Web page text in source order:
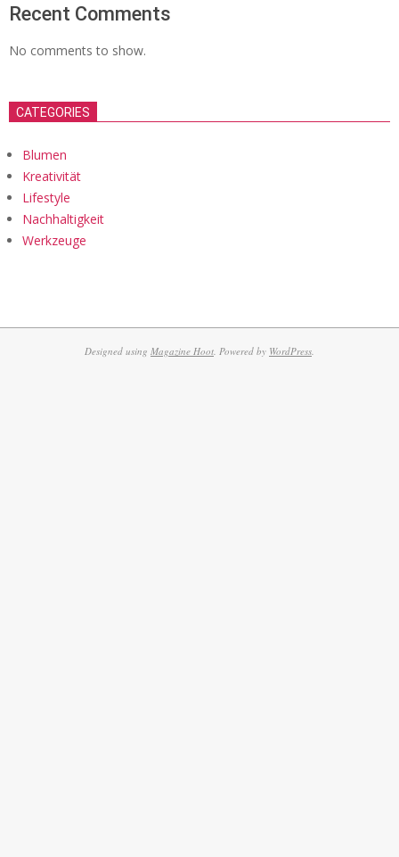
Recent Comments
No comments to show.
CATEGORIES
Blumen
Kreativität
Lifestyle
Nachhaltigkeit
Werkzeuge
Designed using Magazine Hoot. Powered by WordPress.